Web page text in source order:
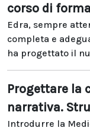
corso di
Edra, sempre
completa e
ha progettato il
Progettare la
narrativa.
Introdurre la